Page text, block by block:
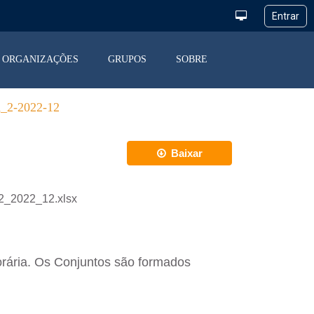
ORGANIZAÇÕES GRUPOS SOBRE
2022-12
Baixar
Os Conjuntos são formados